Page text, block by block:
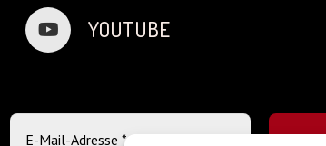
YOUTUBE